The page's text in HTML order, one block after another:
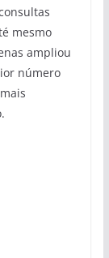
mesmo
ampliou
número